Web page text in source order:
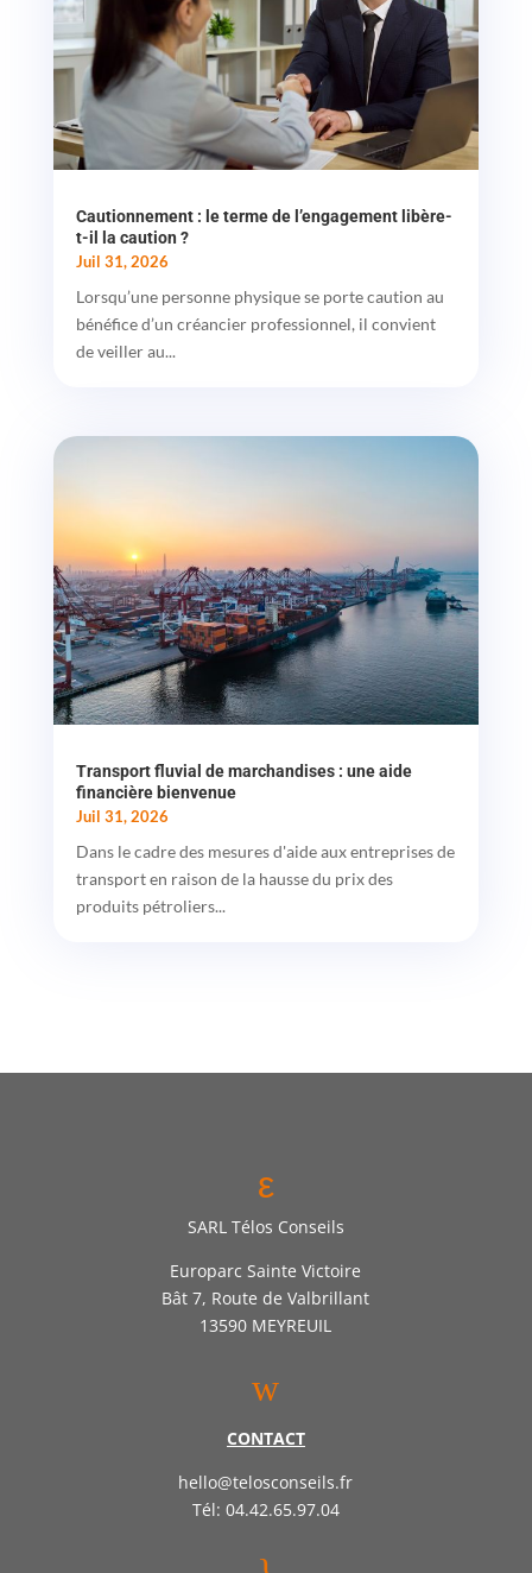
Cautionnement : le terme de l’engagement libère-
t-il la caution ?
Juil 31, 2026
Lorsqu’une personne physique se porte caution au
bénéfice d’un créancier professionnel, il convient
de veiller au...
Transport fluvial de marchandises : une aide
financière bienvenue
Juil 31, 2026
Dans le cadre des mesures d'aide aux entreprises de
transport en raison de la hausse du prix des
produits pétroliers...
ε
SARL Télos Conseils
Europarc Sainte Victoire
Bât 7, Route de Valbrillant
13590 MEYREUIL
w
CONTACT
hello@telosconseils.fr
Tél: 04.42.65.97.04